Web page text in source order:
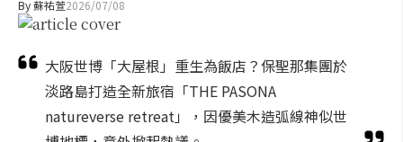
By蘇祐萱2026/07/08
大阪世博「大屋根」重生為飯店？保聖那集團於
淡路島打造全新旅宿「THE PASONA
natureverse retreat」，因優美木造弧線神似世